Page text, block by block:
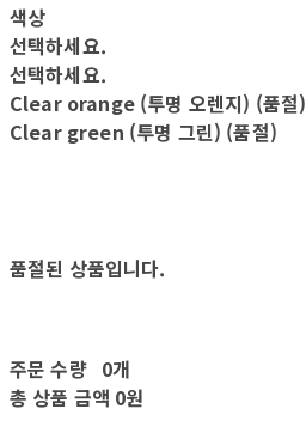
색상
선택하세요.
선택하세요.
Clear orange (투명 오렌지) (품절)
Clear green (투명 그린) (품절)
품절된 상품입니다.
주문 수량 0개
총 상품 금액 0원